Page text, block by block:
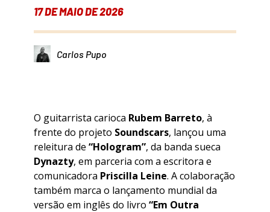
17 DE MAIO DE 2026
Carlos Pupo
O guitarrista carioca Rubem Barreto, à
frente do projeto Soundscars, lançou uma
releitura de “Hologram”, da banda sueca
Dynazty, em parceria com a escritora e
comunicadora Priscilla Leine. A colaboração
também marca o lançamento mundial da
versão em inglês do livro “Em Outra